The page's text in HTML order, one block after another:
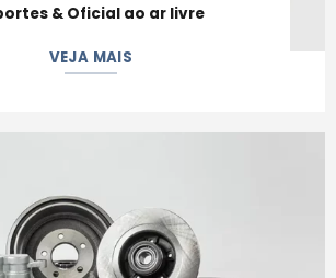
& Oficial ao ar livre
VEJA MAIS